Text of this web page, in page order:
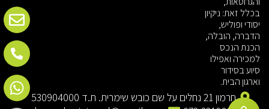
בכלל זאת: ניקיון
יסודי ופוליש,
הדברה, הובלה,
הכנת הנכס
למכירה ואפילו
סיוע בסידור
וארגון הבית.
חרמון 21 נחלים על שם כובש שימרית. ת.ד 530904000